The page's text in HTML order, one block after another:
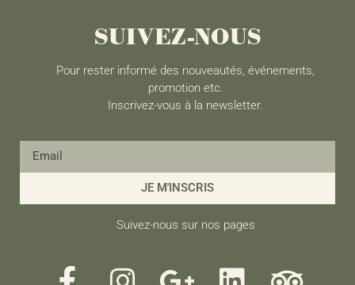
SUIVEZ-NOUS
Pour rester informé des nouveautés, événements,
promotion etc.
Inscrivez-vous à la newsletter.
JE M'INSCRIS
Suivez-nous sur nos pages